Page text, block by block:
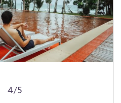
4/5